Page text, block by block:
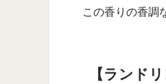
この香りの香調
【ランド